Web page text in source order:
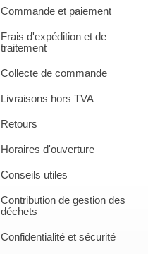
Commande et paiement
Frais d'expédition et de
traitement
Collecte de commande
Livraisons hors TVA
Retours
Horaires d'ouverture
Conseils utiles
Contribution de gestion des
déchets
Confidentialité et sécurité